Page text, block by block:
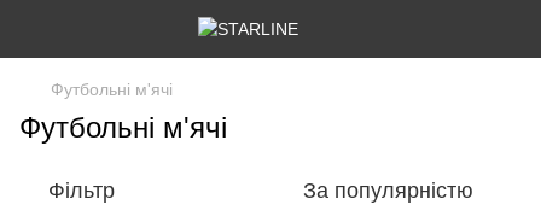
Футбольні м'ячі
Футбольні м'ячі
Фільтр За популярністю